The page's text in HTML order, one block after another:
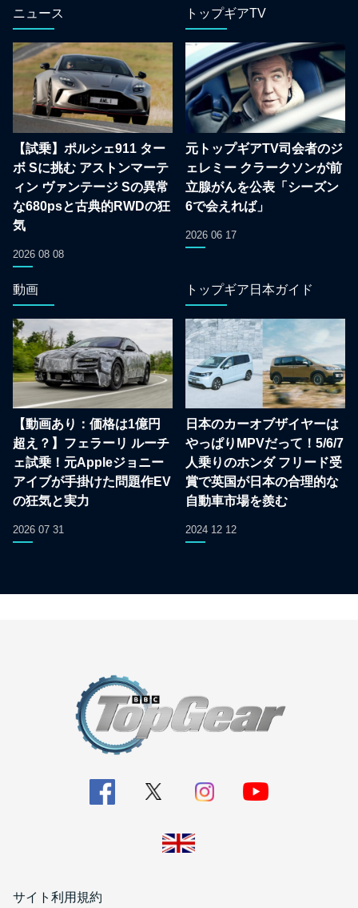
ニュース
【試乗】ポルシェ911 ター
ボ Sに挑む アストンマーテ
ィン ヴァンテージ Sの異常
な680psと古典的RWDの狂
気
2026 08 08
トップギアTV
元トップギアTV司会者のジ
ェレミー クラークソンが前
立腺がんを公表「シーズン
6で会えれば」
2026 06 17
動画
【動画あり：価格は1億円
超え？】フェラーリ ルーチ
ェ試乗！元Appleジョニー
アイブが手掛けた問題作EV
の狂気と実力
2026 07 31
トップギア日本ガイド
日本のカーオブザイヤーは
やっぱりMPVだって！5/6/7
人乗りのホンダ フリード受
賞で英国が日本の合理的な
自動車市場を羨む
2024 12 12
サイト利用規約